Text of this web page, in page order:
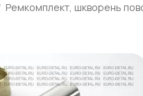
Ремкомплект, шкворень